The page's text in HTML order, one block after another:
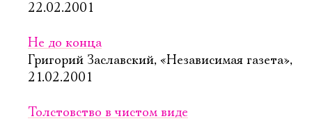
22.02.2001
Не до конца
Григорий Заславский, «Независимая газета»,
21.02.2001
Толстовство в чистом виде